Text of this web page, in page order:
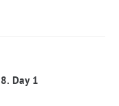
Day 1